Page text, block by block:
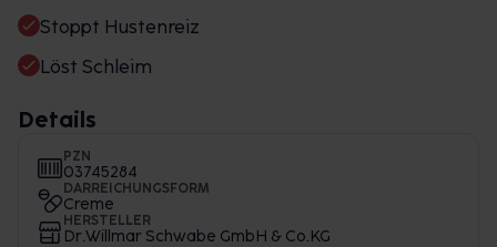
Stoppt Hustenreiz
Löst Schleim
Details
PZN
03745284
DARREICHUNGSFORM
Creme
HERSTELLER
Dr.Willmar Schwabe GmbH & Co.KG